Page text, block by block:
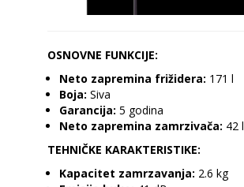
OSNOVNE FUNKCIJE:
Neto zapremina frižidera: 171 l
Boja: Siva
Garancija: 5 godina
Neto zapremina zamrzivača: 42 l
TEHNIČKE KARAKTERISTIKE:
Kapacitet zamrzavanja: 2.6 kg